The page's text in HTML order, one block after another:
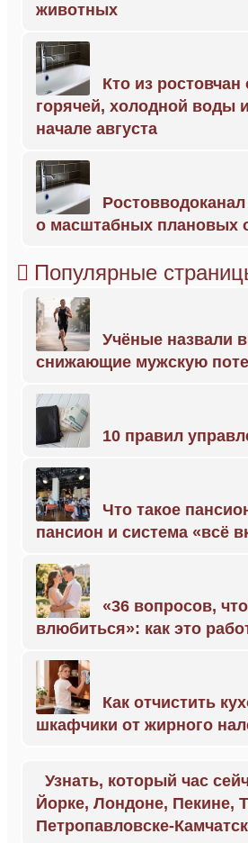
животных
Кто из ростовчан
горячей, холодной воды
начале августа
о масштабных плановых
Популярные
Учёные назвали
снижающие мужскую
10 правил
Что такое
пансион и система «всё
«36 вопросов,
влюбиться»: как это
Как отчистить
шкафчики от жирного
Узнать, который час
Йорке, Лондоне, Пекине,
Петропавловске-